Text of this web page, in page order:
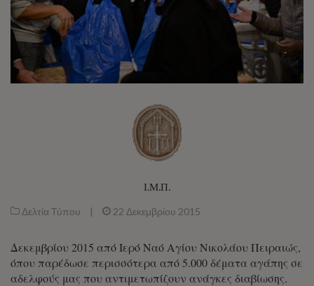
Ι.Μ.Π.
Δελτία Τύπου | 22 Δεκεμβρίου 2015
Δεκεμβρίου 2015 από Ιερό Ναό Αγίου Νικολάου Πειραιώς,
όπου παρέδωσε περισσότερα από 5.000 δέματα αγάπης σε
αδελφούς μας που αντιμετωπίζουν ανάγκες διαβίωσης.